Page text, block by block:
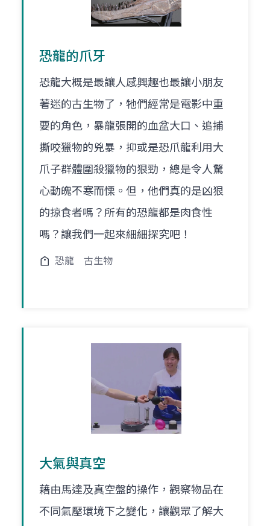
恐龍的爪牙
恐龍大概是最讓人感興趣也最讓小朋友
著迷的古生物了，牠們經常是電影中重
要的角色，暴龍張開的血盆大口、追捕
撕咬獵物的兇暴，抑或是恐爪龍利用大
爪子群體圍殺獵物的狠勁，總是令人驚
心動魄不寒而慄。但，他們真的是凶狠
的掠食者嗎？所有的恐龍都是肉食性
嗎？讓我們一起來細細探究吧！
恐龍 古生物
大氣與真空
藉由馬達及真空盤的操作，觀察物品在
不同氣壓環境下之變化，讓觀眾了解大